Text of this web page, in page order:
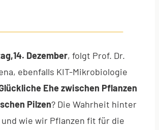
Dezember, folgt Prof. Dr.
ebenfalls KIT-Mikrobiologie
Ehe zwischen Pflanzen
Pilzen? Die Wahrheit hinter
wie wir Pflanzen fit für die